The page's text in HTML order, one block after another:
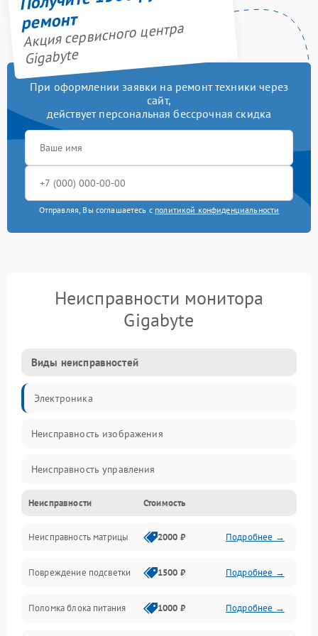
ремонт
Акция сервисного центра
Gigabyte
При оформлении заявки на ремонт техники через
сайт,
действует персональная бессрочная скидка
Отправляя, Вы соглашаетесь с политикой конфиденциальности
Неисправности монитора
Gigabyte
Виды неисправностей
Электроника
Неисправность изображения
Неисправность управления
Неисправность интерфейсов
Прочие неисправности
Неисправность звука
Механические повреждения
Неисправности Стоимость
Неисправность матрицы 2000 ₽ Подробнее →
Повреждение подсветки 1500 ₽ Подробнее →
Поломка блока питания 1000 ₽ Подробнее →